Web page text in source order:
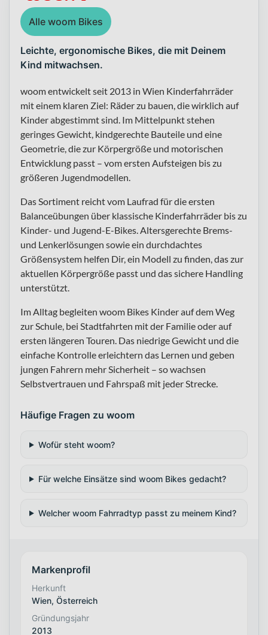
Alle woom Bikes
Leichte, ergonomische Bikes, die mit Deinem
Kind mitwachsen.
woom entwickelt seit 2013 in Wien Kinderfahrräder
mit einem klaren Ziel: Räder zu bauen, die wirklich auf
Kinder abgestimmt sind. Im Mittelpunkt stehen
geringes Gewicht, kindgerechte Bauteile und eine
Geometrie, die zur Körpergröße und motorischen
Entwicklung passt – vom ersten Aufsteigen bis zu
größeren Jugendmodellen.
Das Sortiment reicht vom Laufrad für die ersten
Balanceübungen über klassische Kinderfahrräder bis zu
Kinder- und Jugend-E-Bikes. Altersgerechte Brems-
und Lenkerlösungen sowie ein durchdachtes
Größensystem helfen Dir, ein Modell zu finden, das zur
aktuellen Körpergröße passt und das sichere Handling
unterstützt.
Im Alltag begleiten woom Bikes Kinder auf dem Weg
zur Schule, bei Stadtfahrten mit der Familie oder auf
ersten längeren Touren. Das niedrige Gewicht und die
einfache Kontrolle erleichtern das Lernen und geben
jungen Fahrern mehr Sicherheit – so wachsen
Selbstvertrauen und Fahrspaß mit jeder Strecke.
Häufige Fragen zu woom
Wofür steht woom?
Für welche Einsätze sind woom Bikes gedacht?
Welcher woom Fahrradtyp passt zu meinem Kind?
Markenprofil
Herkunft
Wien, Österreich
Gründungsjahr
2013